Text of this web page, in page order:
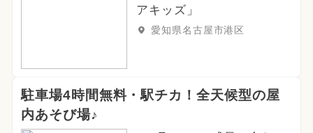
アキッズ」
愛知県名古屋市港区
駐車場4時間無料・駅チカ！全天候型の屋
内あそび場♪